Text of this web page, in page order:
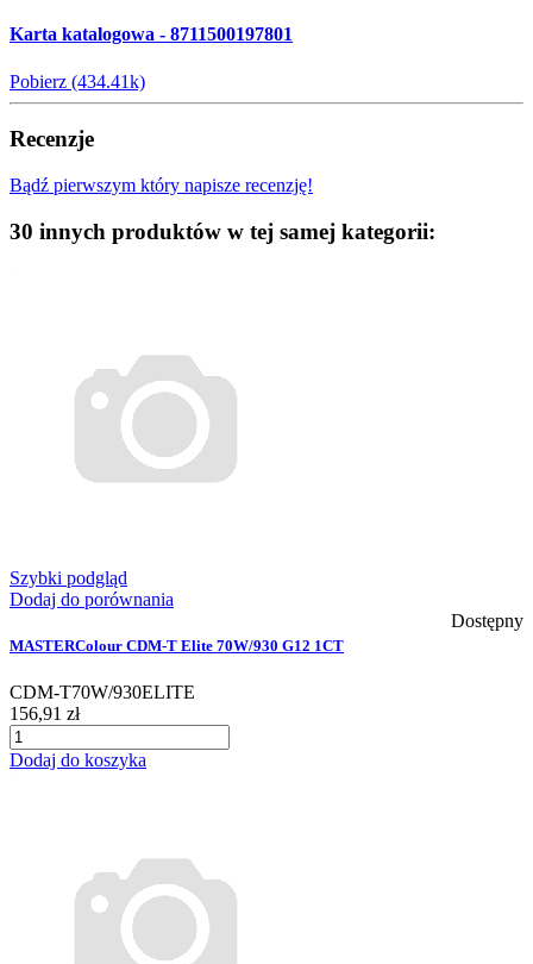
Karta katalogowa - 8711500197801
Pobierz (434.41k)
Recenzje
Bądź pierwszym który napisze recenzję!
30 innych produktów w tej samej kategorii:
Szybki podgląd
Dodaj do porównania
Dostępny
MASTERColour CDM-T Elite 70W/930 G12 1CT
CDM-T70W/930ELITE
156,91 zł
Dodaj do koszyka